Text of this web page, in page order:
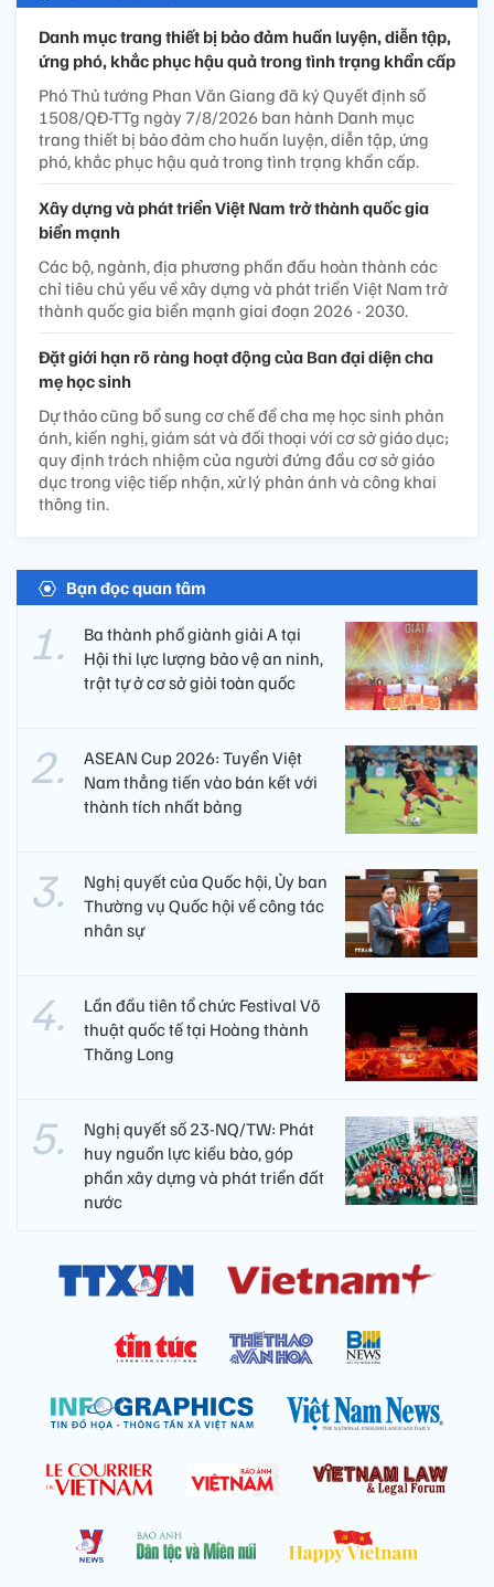
Danh mục trang thiết bị bảo đảm huấn luyện, diễn tập,
ứng phó, khắc phục hậu quả trong tình trạng khẩn cấp
Phó Thủ tướng Phan Văn Giang đã ký Quyết định số
1508/QĐ-TTg ngày 7/8/2026 ban hành Danh mục
trang thiết bị bảo đảm cho huấn luyện, diễn tập, ứng
phó, khắc phục hậu quả trong tình trạng khẩn cấp.
Xây dựng và phát triển Việt Nam trở thành quốc gia
biển mạnh
Các bộ, ngành, địa phương phấn đấu hoàn thành các
chỉ tiêu chủ yếu về xây dựng và phát triển Việt Nam trở
thành quốc gia biển mạnh giai đoạn 2026 - 2030.
Đặt giới hạn rõ ràng hoạt động của Ban đại diện cha
mẹ học sinh
Dự thảo cũng bổ sung cơ chế để cha mẹ học sinh phản
ánh, kiến nghị, giám sát và đối thoại với cơ sở giáo dục;
quy định trách nhiệm của người đứng đầu cơ sở giáo
dục trong việc tiếp nhận, xử lý phản ánh và công khai
thông tin.
Bạn đọc quan tâm
Ba thành phố giành giải A tại
Hội thi lực lượng bảo vệ an ninh,
trật tự ở cơ sở giỏi toàn quốc
ASEAN Cup 2026: Tuyển Việt
Nam thẳng tiến vào bán kết với
thành tích nhất bảng
Nghị quyết của Quốc hội, Ủy ban
Thường vụ Quốc hội về công tác
nhân sự
Lần đầu tiên tổ chức Festival Võ
thuật quốc tế tại Hoàng thành
Thăng Long
Nghị quyết số 23-NQ/TW: Phát
huy nguồn lực kiều bào, góp
phần xây dựng và phát triển đất
nước